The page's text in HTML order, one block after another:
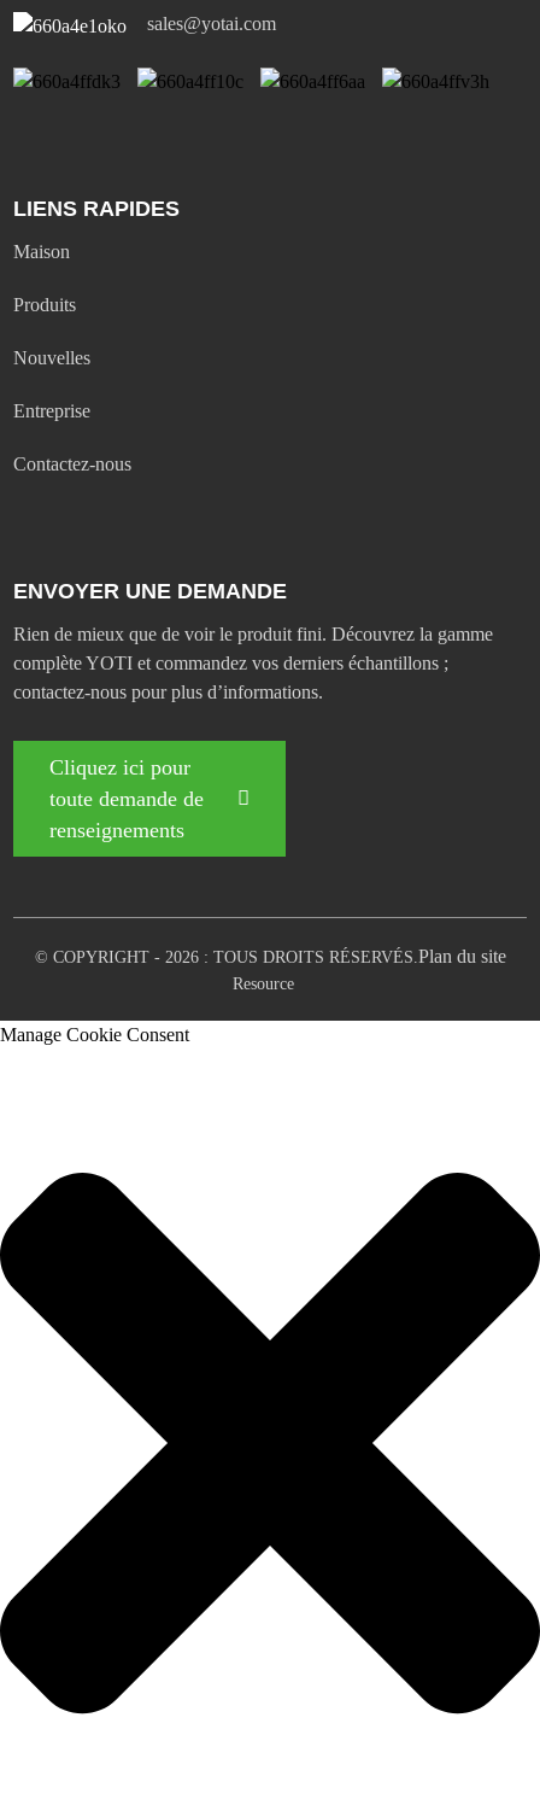
sales@yotai.com
LIENS RAPIDES
Maison
Produits
Nouvelles
Entreprise
Contactez-nous
ENVOYER UNE DEMANDE
Rien de mieux que de voir le produit fini. Découvrez la gamme
complète YOTI et commandez vos derniers échantillons ;
contactez-nous pour plus d’informations.
Cliquez ici pour
toute demande de
renseignements
© COPYRIGHT - 2026 : TOUS DROITS RÉSERVÉS. Plan du site
Resource
Manage Cookie Consent